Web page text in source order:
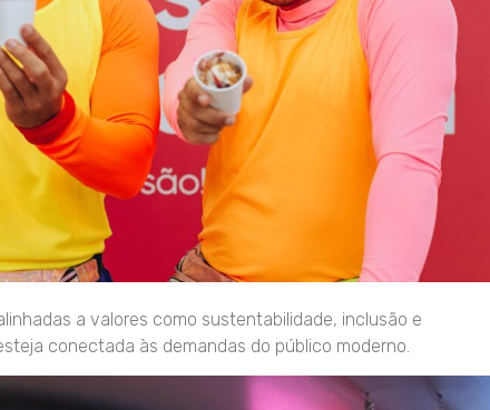
a valores como sustentabilidade, inclusão e
conectada às demandas do público moderno.